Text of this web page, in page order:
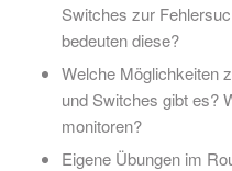
Switches zur
bedeuten diese?
Welche Möglichkeiten
und Switches gibt es?
monitoren?
Eigene Übungen im